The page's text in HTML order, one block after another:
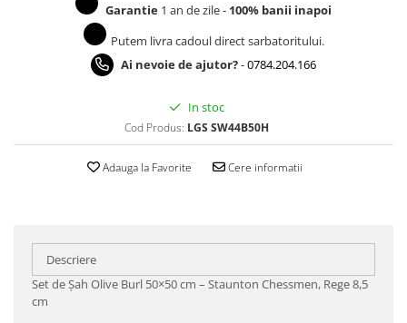
Garantie 1 an de zile - 100% banii inapoi
Putem livra cadoul direct sarbatoritului.
Ai nevoie de ajutor?-0784.204.166
In stoc
Cod Produs: LGS SW44B50H
Adauga la Favorite Cere informatii
Descriere
Set de Șah Olive Burl 50×50 cm – Staunton Chessmen, Rege 8,5
cm